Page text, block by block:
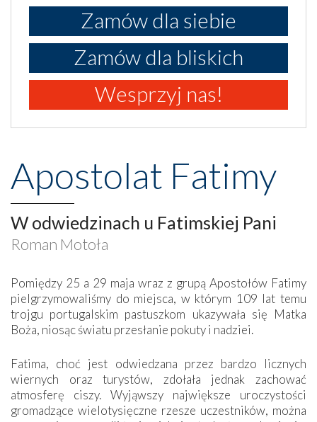
Zamów dla siebie
Zamów dla bliskich
Wesprzyj nas!
Apostolat Fatimy
W odwiedzinach u Fatimskiej Pani
Roman Motoła
Pomiędzy 25 a 29 maja wraz z grupą Apostołów Fatimy
pielgrzymowaliśmy do miejsca, w którym 109 lat temu
trojgu portugalskim pastuszkom ukazywała się Matka
Boża, niosąc światu przesłanie pokuty i nadziei.
Fatima, choć jest odwiedzana przez bardzo licznych
wiernych oraz turystów, zdołała jednak zachować
atmosferę ciszy. Wyjąwszy największe uroczystości
gromadzące wielotysięczne rzesze uczestników, można